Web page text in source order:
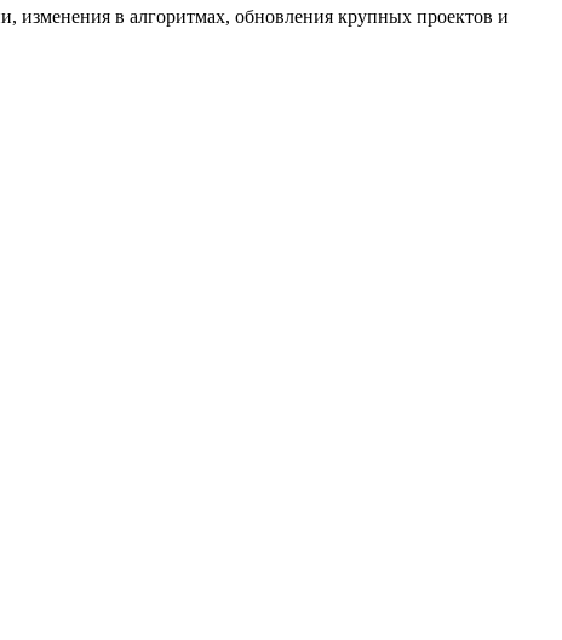
изменения в алгоритмах, обновления крупных проектов и